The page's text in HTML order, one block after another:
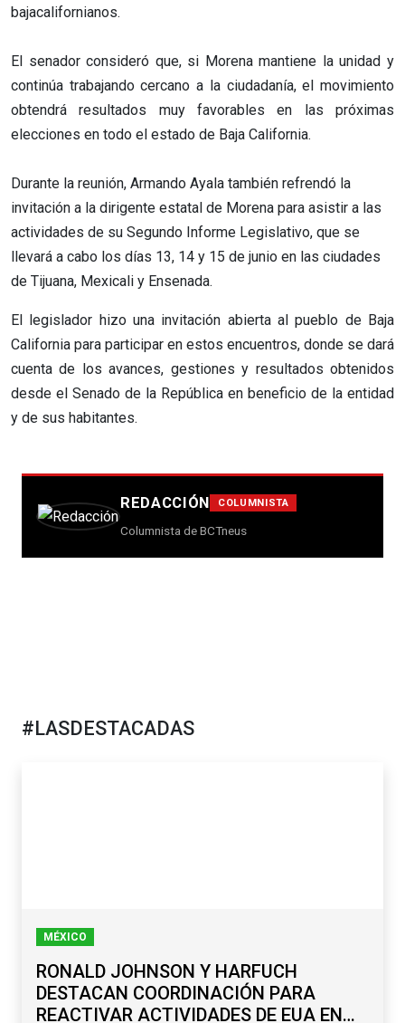
bajacalifornianos.
El senador consideró que, si Morena mantiene la unidad y
continúa trabajando cercano a la ciudadanía, el movimiento
obtendrá resultados muy favorables en las próximas
elecciones en todo el estado de Baja California.
Durante la reunión, Armando Ayala también refrendó la
invitación a la dirigente estatal de Morena para asistir a las
actividades de su Segundo Informe Legislativo, que se
llevará a cabo los días 13, 14 y 15 de junio en las ciudades
de Tijuana, Mexicali y Ensenada.
El legislador hizo una invitación abierta al pueblo de Baja
California para participar en estos encuentros, donde se dará
cuenta de los avances, gestiones y resultados obtenidos
desde el Senado de la República en beneficio de la entidad
y de sus habitantes.
REDACCIÓN COLUMNISTA
Columnista de BCTneus
#LASDESTACADAS
MÉXICO
RONALD JOHNSON Y HARFUCH
DESTACAN COORDINACIÓN PARA
REACTIVAR ACTIVIDADES DE EUA EN